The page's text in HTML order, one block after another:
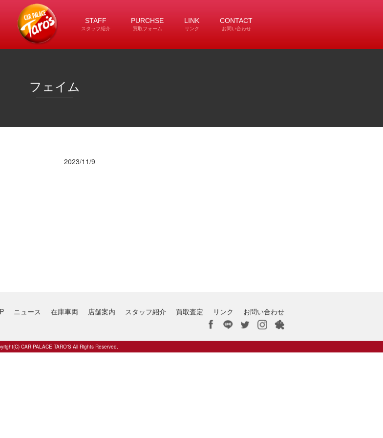
STAFF
スタッフ紹介
PURCHSE
買取フォーム
LINK
リンク
CONTACT
お問い合わせ
フェイム
2023/11/9
ニュース 在庫車両 店舗案内 スタッフ紹介 買取査定 リンク お問い合わせ
CAR PALACE TARO'S All Rights Reserved.